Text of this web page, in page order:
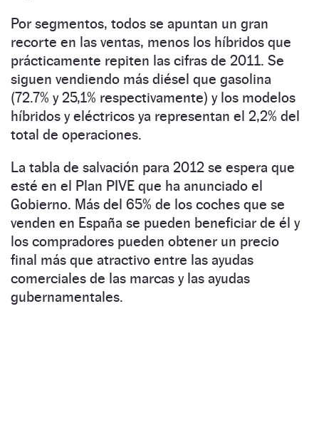
Por segmentos, todos se apuntan un gran
recorte en las ventas, menos los híbridos que
prácticamente repiten las cifras de 2011. Se
siguen vendiendo más diésel que gasolina
(72.7% y 25,1% respectivamente) y los modelos
híbridos y eléctricos ya representan el 2,2% del
total de operaciones.
La tabla de salvación para 2012 se espera que
esté en el Plan PIVE que ha anunciado el
Gobierno. Más del 65% de los coches que se
venden en España se pueden beneficiar de él y
los compradores pueden obtener un precio
final más que atractivo entre las ayudas
comerciales de las marcas y las ayudas
gubernamentales.